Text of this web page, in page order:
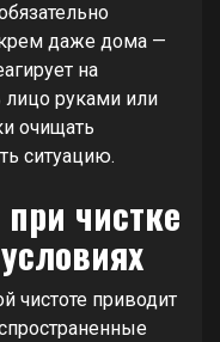
даже дома —
на
лицо руками или
очищать
ситуацию.
чистке
чистоте приводит